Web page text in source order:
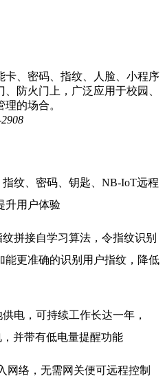
卡、密码、指纹、人脸、小程序
防火门上，广泛应用于校园、
的场合。
纹、密码、钥匙、NB-IoT远程
升用户体验
拼接自学习算法，令指纹识别
能更准确的识别用户指纹，降低
电，可持续工作长达一年，
并带有低电量提醒功能
网络，无需网关便可远程控制